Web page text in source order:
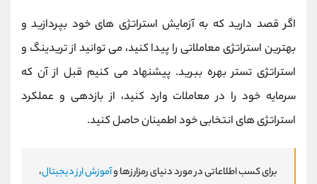
اگر قصد دارید که به آزمایش استراتژی های خود بپردازید و
بهترین استراتژی معاملاتی را پیدا کنید، می توانید از تریدینگ و
استراتژی تستر بهره ببرید. پیشنهاد می کنیم قبل از آن که
سرمایه خود را در معاملات وارد کنید، از بازدهی و عملکرد
استراتژی های انتخابی خود اطمینان حاصل کنید.
برای کسب اطلاعاتی در مورد دنیای رمزارزها وآموزش ارز دیجیتال،